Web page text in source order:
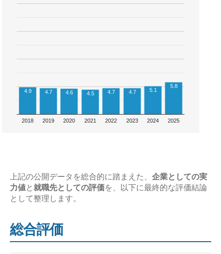
2018 2019 2020 2021 2022 2023 2024 2025
4.9 4.7 4.6 4.5 4.7 4.7 5.1
5.8
上記の公開データを総合的に踏まえた、 企業としての実
力値と就職先としての評価を、以下に最終的な評価結論
として整理します。
総合評価